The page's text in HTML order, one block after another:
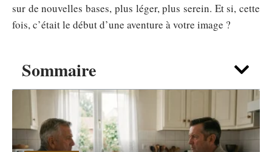
Sommaire
sur de nouvelles bases, plus léger, plus serein. Et si, cette
fois, c’était le début d’une aventure à votre image ?